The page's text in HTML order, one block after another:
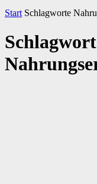
Start Schlagworte